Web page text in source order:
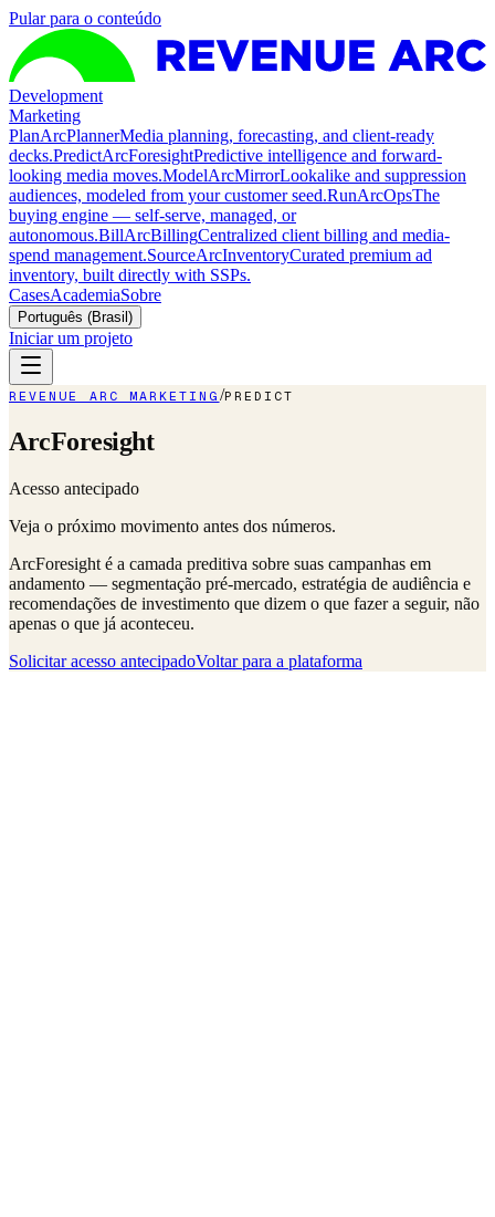
Pular para o conteúdo
Development
Marketing
PlanArcPlannerMedia planning, forecasting, and client-ready
decks.PredictArcForesightPredictive intelligence and forward-
looking media moves.ModelArcMirrorLookalike and suppression
audiences, modeled from your customer seed.RunArcOpsThe
buying engine — self-serve, managed, or
autonomous.BillArcBillingCentralized client billing and media-
spend management.SourceArcInventoryCurated premium ad
inventory, built directly with SSPs.
CasesAcademiaSobre
Português (Brasil)
Iniciar um projeto
REVENUE ARC MARKETING /PREDICT
ArcForesight
Acesso antecipado
Veja o próximo movimento antes dos números.
ArcForesight é a camada preditiva sobre suas campanhas em
andamento — segmentação pré-mercado, estratégia de audiência e
recomendações de investimento que dizem o que fazer a seguir, não
apenas o que já aconteceu.
Solicitar acesso antecipadoVoltar para a plataforma